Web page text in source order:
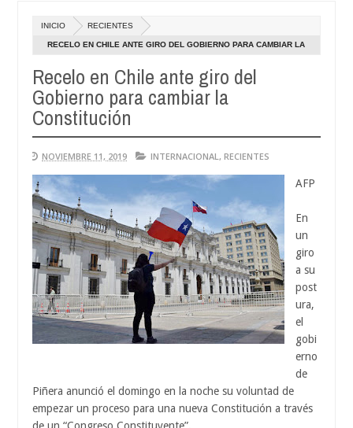
Condenan a 3 años de cárcel al alcalde de Guayaquil por no
INTERNACIONAL La víctima 150 de feminicidios en Argentina, es
INICIO RECIENTES
RECELO EN CHILE ANTE GIRO DEL GOBIERNO PARA CAMBIAR LA
Recelo en Chile ante giro del
Gobierno para cambiar la
Constitución
NOVIEMBRE 11, 2019 INTERNACIONAL , RECIENTES
AFP
En
un
giro
a su
post
ura,
el
gobi
erno
de
Piñera anunció el domingo en la noche su voluntad de
empezar un proceso para una nueva Constitución a través
de un “Congreso Constituyente”.